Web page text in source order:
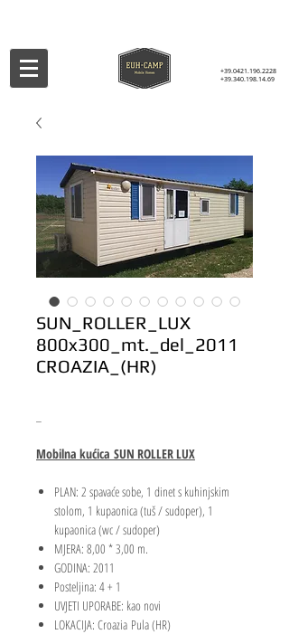
+39.0421.196.2228
+39.340.198.14.69
SUN_ROLLER_LUX
800x300_mt._del_2011
CROAZIA_(HR)
Mobilna kućica SUN ROLLER LUX
PLAN: 2 spavaće sobe, 1 dinet s kuhinjskim
stolom, 1 kupaonica (tuš / sudoper), 1
kupaonica (wc / sudoper)
MJERA: 8,00 * 3,00 m.
GODINA: 2011
Posteljina: 4 + 1
UVJETI UPORABE: kao novi
LOKACIJA: Croazia Pula (HR)